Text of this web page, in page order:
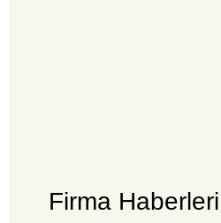
Firma Haberleri